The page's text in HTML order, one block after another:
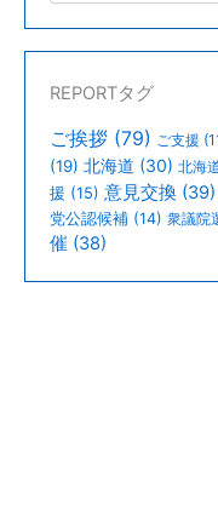
た。
REPORTタグ
ご挨拶 (79) ご支援
(19) 北海道 (30) 北海
援 (15) 意見交換 (39)
党公認候補 (14) 衆議院
催 (38)